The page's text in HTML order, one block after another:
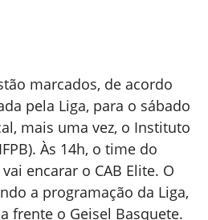
marcados, de acordo
pela Liga, para o sábado
mais uma vez, o Instituto
Às 14h, o time do
encarar o CAB Elite. O
a programação da Liga,
frente o Geisel Basquete.